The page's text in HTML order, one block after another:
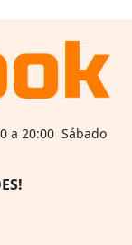
a 20:00 Sábado